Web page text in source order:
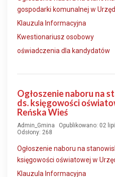
gospodarki komunalnej w
Klauzula Informacyjna
Kwestionariusz osobowy
oświadczenia dla kandydatów
Ogłoszenie naboru na
ds. księgowości
Reńska Wieś
Admin_Gmina
Opublikowano: 02
Odsłony: 268
Ogłoszenie naboru na
księgowości oświatowej w
Klauzula Informacyjna